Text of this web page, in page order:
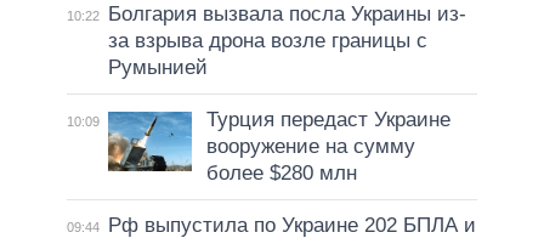
10:22
Болгария вызвала посла Украины из-
за взрыва дрона возле границы с
Румынией
10:09
Турция передаст Украине
вооружение на сумму
более $280 млн
09:44
Рф выпустила по Украине 202 БПЛА и